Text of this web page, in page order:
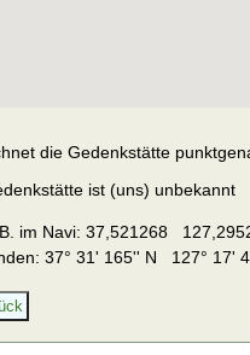
die Gedenkstätte
ist (uns) unbekannt
im Navi: 37,521268
37° 31' 165'' N 127° 17'